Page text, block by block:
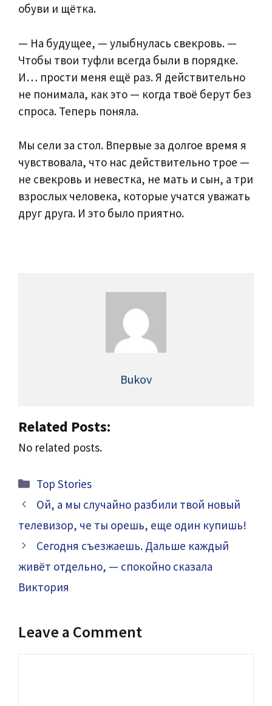
обуви и щётка.
— На будущее, — улыбнулась свекровь. —
Чтобы твои туфли всегда были в порядке.
И… прости меня ещё раз. Я действительно
не понимала, как это — когда твоё берут без
спроса. Теперь поняла.
Мы сели за стол. Впервые за долгое время я
чувствовала, что нас действительно трое —
не свекровь и невестка, не мать и сын, а три
взрослых человека, которые учатся уважать
друг друга. И это было приятно.
Bukov
Related Posts:
No related posts.
Categories
Top Stories
Ой, а мы случайно разбили твой новый
телевизор, че ты орешь, еще один купишь!
Сегодня съезжаешь. Дальше каждый
живёт отдельно, — спокойно сказала
Виктория
Leave a Comment